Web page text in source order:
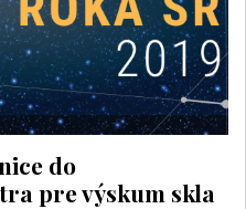
do
pre výskum skla